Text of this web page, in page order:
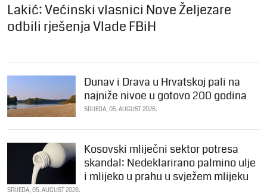
Lakić: Većinski vlasnici Nove Željezare
odbili rješenja Vlade FBiH
Dunav i Drava u Hrvatskoj pali na
najniže nivoe u gotovo 200 godina
SRIJEDA, 05. AUGUST 2026.
Kosovski mliječni sektor potresa
skandal: Nedeklarirano palmino ulje
i mlijeko u prahu u svježem mlijeku
SRIJEDA, 05. AUGUST 2026.